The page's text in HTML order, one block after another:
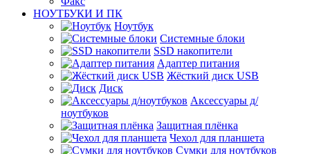
НОУТБУКИ И ПК
Ноутбук
Системные блоки
SSD накопители
Адаптер питания
Жёсткий диск USB
Диск
Аксессуары д/
ноутбуков
Защитная плёнка
Чехол для планшета
Сумки для ноутбуков